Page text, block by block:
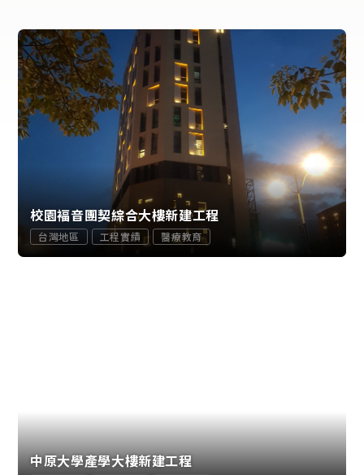
校園褔音團契綜合大樓新建工程
台灣地區 工程實績 醫療教育
中原大學產學大樓新建工程